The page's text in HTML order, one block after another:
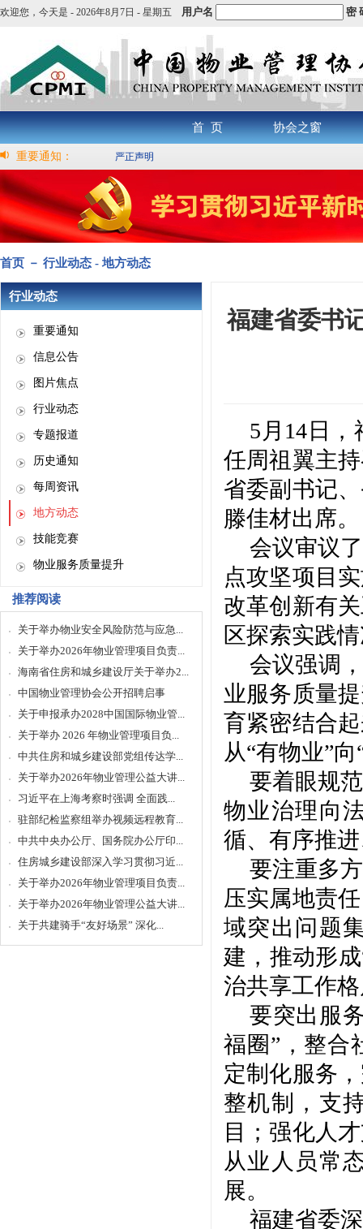
欢迎您， 今天是 - 2026年8月7日 - 星期五 用户名 密
首 页 协会之窗
重要通知： 严正声明
首页 － 行业动态 - 地方动态
行业动态
重要通知
信息公告
图片焦点
行业动态
专题报道
历史通知
每周资讯
地方动态
技能竞赛
物业服务质量提升
推荐阅读
关于举办物业安全风险防范与应急...
关于举办2026年物业管理项目负责...
海南省住房和城乡建设厅关于举办2...
中国物业管理协会公开招聘启事
关于申报承办2028中国国际物业管...
关于举办 2026 年物业管理项目负...
中共住房和城乡建设部党组传达学...
关于举办2026年物业管理公益大讲...
习近平在上海考察时强调 全面践...
驻部纪检监察组举办视频远程教育...
中共中央办公厅、国务院办公厅印...
住房城乡建设部深入学习贯彻习近...
关于举办2026年物业管理项目负责...
关于举办2026年物业管理公益大讲...
关于共建骑手“友好场景” 深化...
福建省委书
5月14日
任周祖翼主
省委副书记
滕佳材出席。
会议审议
点攻坚项目
改革创新有
区探索实践
会议强调
业服务质量
育紧密结合
从“有物业”
要着眼规
物业治理向
循、有序推
要注重多
压实属地责
域突出问题
建，推动形成
治共享工作
要突出服
福圈”，整合
定制化服务
整机制，支
目；强化人
从业人员常
展。
福建省委